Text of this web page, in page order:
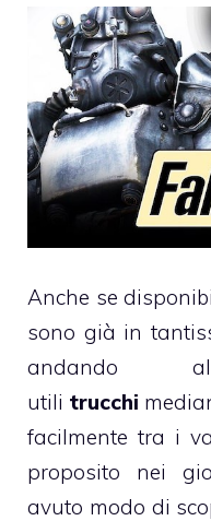
Anche se
sono già in
andando
utili trucchi
facilmente tra i
proposito nei
avuto modo di